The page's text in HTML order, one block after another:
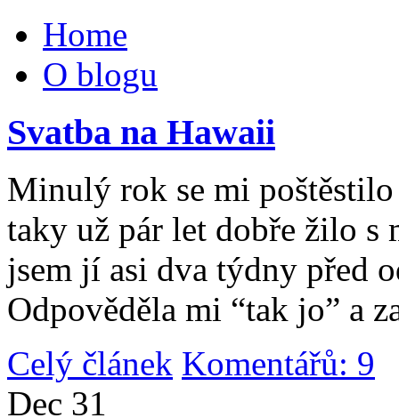
Home
O blogu
Svatba na Hawaii
Minulý rok se mi
taky už pár let dobře žilo
jsem jí asi dva týdny před
Odpověděla mi “tak jo” a
Celý článek Komentářů: 9
Dec 31